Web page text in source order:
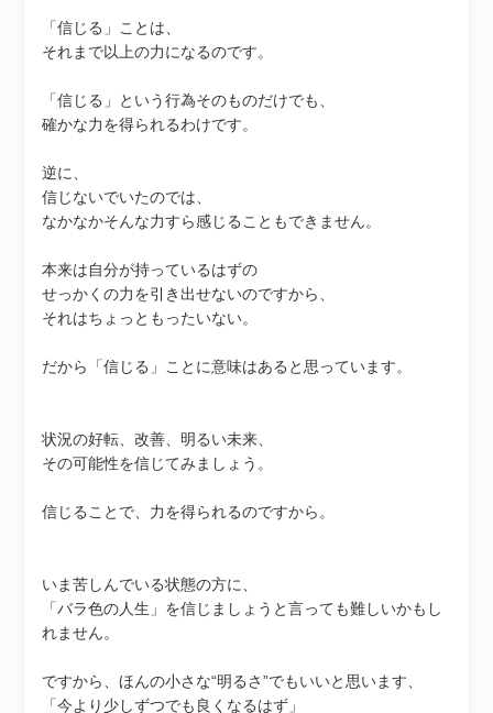
「信じる」ことは、
それまで以上の力になるのです。
「信じる」という行為そのものだけでも、
確かな力を得られるわけです。
逆に、
信じないでいたのでは、
なかなかそんな力すら感じることもできません。
本来は自分が持っているはずの
せっかくの力を引き出せないのですから、
それはちょっともったいない。
だから「信じる」ことに意味はあると思っています。
状況の好転、改善、明るい未来、
その可能性を信じてみましょう。
信じることで、力を得られるのですから。
いま苦しんでいる状態の方に、
「バラ色の人生」を信じましょうと言っても難しいかもし
れません。
ですから、ほんの小さな“明るさ”でもいいと思います、
「今より少しずつでも良くなるはず」